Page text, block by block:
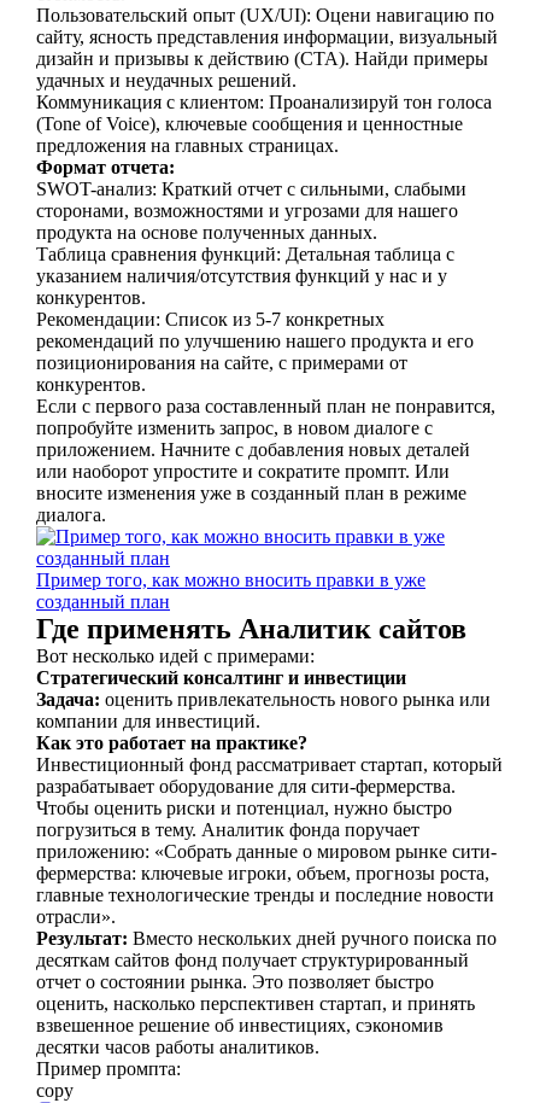
Пользовательский опыт (UX/UI): Оцени навигацию по
сайту, ясность представления информации, визуальный
дизайн и призывы к действию (CTA). Найди примеры
удачных и неудачных решений.
Коммуникация с клиентом: Проанализируй тон голоса
(Tone of Voice), ключевые сообщения и ценностные
предложения на главных страницах.
Формат отчета:
SWOT-анализ: Краткий отчет с сильными, слабыми
сторонами, возможностями и угрозами для нашего
продукта на основе полученных данных.
Таблица сравнения функций: Детальная таблица с
указанием наличия/отсутствия функций у нас и у
конкурентов.
Рекомендации: Список из 5-7 конкретных
рекомендаций по улучшению нашего продукта и его
позиционирования на сайте, с примерами от
конкурентов.
Если с первого раза составленный план не понравится,
попробуйте изменить запрос, в новом диалоге с
приложением. Начните с добавления новых деталей
или наоборот упростите и сократите промпт. Или
вносите изменения уже в созданный план в режиме
диалога.
Пример того, как можно вносить правки в уже
созданный план
Где применять Аналитик сайтов
Вот несколько идей с примерами:
Стратегический консалтинг и инвестиции
Задача: оценить привлекательность нового рынка или
компании для инвестиций.
Как это работает на практике?
Инвестиционный фонд рассматривает стартап, который
разрабатывает оборудование для сити-фермерства.
Чтобы оценить риски и потенциал, нужно быстро
погрузиться в тему. Аналитик фонда поручает
приложению: «Собрать данные о мировом рынке сити-
фермерства: ключевые игроки, объем, прогнозы роста,
главные технологические тренды и последние новости
отрасли».
Результат: Вместо нескольких дней ручного поиска по
десяткам сайтов фонд получает структурированный
отчет о состоянии рынка. Это позволяет быстро
оценить, насколько перспективен стартап, и принять
взвешенное решение об инвестициях, сэкономив
десятки часов работы аналитиков.
Пример промпта:
copy